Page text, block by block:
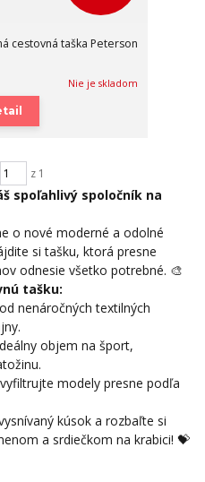
cestovná taška Peterson
Nie je skladom
z 1
spoľahlivý spoločník na
o nové moderné a odolné
si tašku, ktorá presne
odnesie všetko potrebné. 🎨
tašku:
nenáročných textilných
objem na šport,
modely presne podľa
kúsok a rozbaľte si
a srdiečkom na krabici! 💝